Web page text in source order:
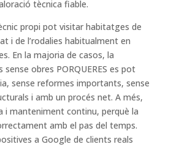
tècnica fiable.
propi pot visitar habitatges de
i de l’rodalies habitualment en
En la majoria de casos, la
sense obres PORQUERES es pot
sense reformes importants, sense
i amb un procés net. A més,
i manteniment continu, perquè la
amb el pas del temps.
a Google de clients reals